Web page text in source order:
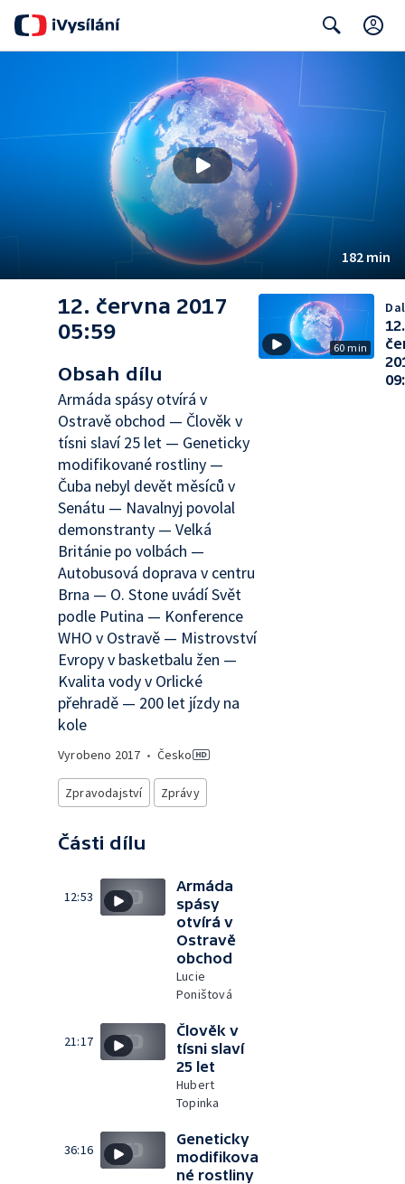
182 min
12. června 2017
05:59
Obsah dílu
Armáda spásy otvírá v
Ostravě obchod — Člověk v
tísni slaví 25 let — Geneticky
modifikované rostliny —
Čuba nebyl devět měsíců v
Senátu — Navalnyj povolal
demonstranty — Velká
Británie po volbách —
Autobusová doprava v centru
Brna — O. Stone uvádí Svět
podle Putina — Konference
WHO v Ostravě — Mistrovství
Evropy v basketbalu žen —
Kvalita vody v Orlické
přehradě — 200 let jízdy na
kole
Vyrobeno 2017 • Česko
Zpravodajství Zprávy
Části dílu
12:53
Armáda
spásy
otvírá v
Ostravě
obchod
Lucie
Poništová
21:17
Člověk v
tísni slaví
25 let
Hubert
Topinka
36:16
Geneticky
modifikova
né rostliny
60 min
12.